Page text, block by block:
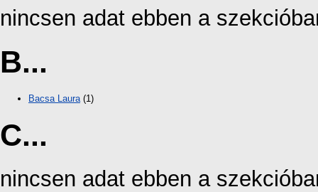
nincsen adat ebben a
B...
Bacsa Laura(1)
C...
nincsen adat ebben a